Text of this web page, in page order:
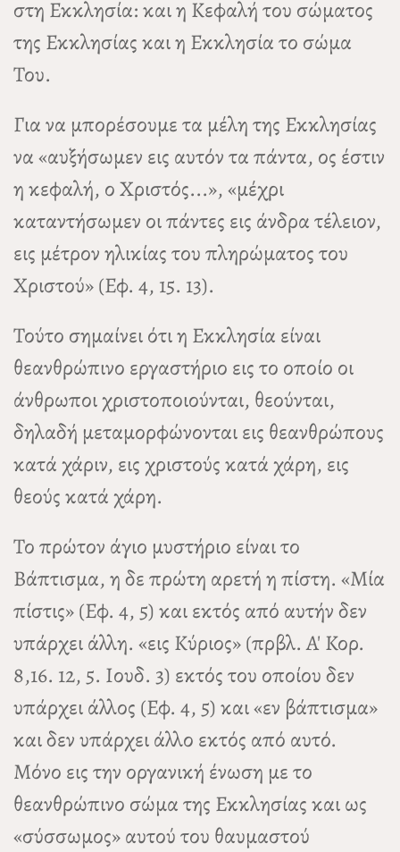
στη Εκκλησία: και η Κεφαλή του σώματος
της Εκκλησίας και η Εκκλησία το σώμα
Του.
Για να μπορέσουμε τα μέλη της Εκκλησίας
να «αυξήσωμεν εις αυτόν τα πάντα, ος έστιν
η κεφαλή, ο Χριστός...», «μέχρι
καταντήσωμεν οι πάντες εις άνδρα τέλειον,
εις μέτρον ηλικίας του πληρώματος του
Χριστού» (Εφ. 4, 15. 13).
Τούτο σημαίνει ότι η Εκκλησία είναι
θεανθρώπινο εργαστήριο εις το οποίο οι
άνθρωποι χριστοποιούνται, θεούνται,
δηλαδή μεταμορφώνονται εις θεανθρώπους
κατά χάριν, εις χριστούς κατά χάρη, εις
θεούς κατά χάρη.
Το πρώτον άγιο μυστήριο είναι το
Βάπτισμα, η δε πρώτη αρετή η πίστη. «Μία
πίστις» (Εφ. 4, 5) και εκτός από αυτήν δεν
υπάρχει άλλη. «εις Κύριος» (πρβλ. Α' Κορ.
8,16. 12, 5. Ιουδ. 3) εκτός του οποίου δεν
υπάρχει άλλος (Εφ. 4, 5) και «εν βάπτισμα»
και δεν υπάρχει άλλο εκτός από αυτό.
Μόνο εις την οργανική ένωση με το
θεανθρώπινο σώμα της Εκκλησίας και ως
«σύσσωμος» αυτού του θαυμαστού